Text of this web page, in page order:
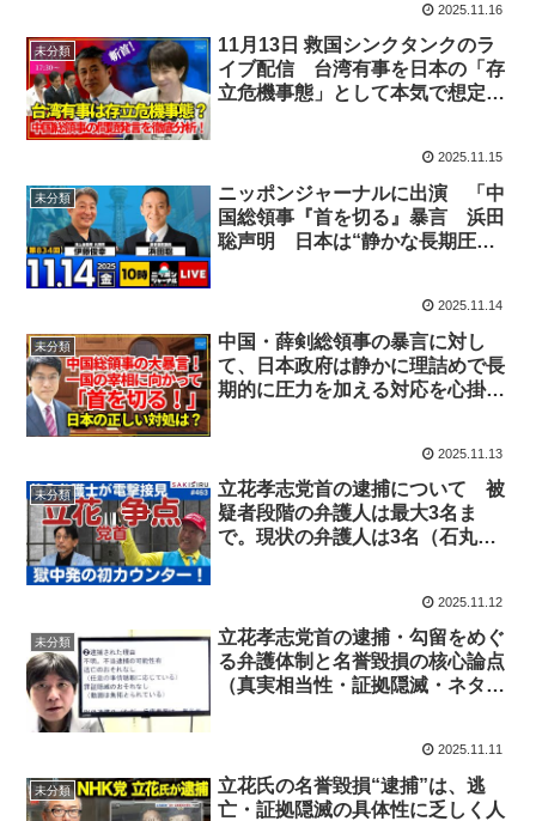
2025.11.16
未分類
11月13日 救国シンクタンクのラ
イブ配信 台湾有事を日本の「存
立危機事態」として本気で想定
い措置をとるなど、日本の対中外
交と安全保障の腰砕け姿勢を改め
よ――という警鐘
2025.11.15
未分類
ニッポンジャーナルに出演 「中
国総領事『首を切る』暴言 浜田
聡声明 日本は“静かな長期圧
2025.11.14
未分類
中国・薛剣総領事の暴言に対し
て、日本政府は静かに理詰めで長
期的に圧力を加える対応を心掛け
2025.11.13
未分類
立花孝志党首の逮捕について 被
疑者段階の弁護人は最大3名ま
で。現状の弁護人は3名（石丸弁
2025.11.12
未分類
立花孝志党首の逮捕・勾留をめぐ
る弁護体制と名誉毀損の核心論点
（真実相当性・証拠隠滅・ネタ
2025.11.11
未分類
立花氏の名誉毀損“逮捕”は、逃
亡・証拠隠滅の具体性に乏しく人